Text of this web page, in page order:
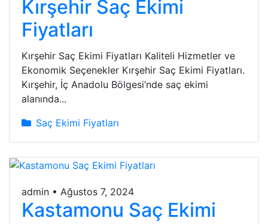
Kırşehir Saç Ekimi
Fiyatları
Kırşehir Saç Ekimi Fiyatları Kaliteli Hizmetler ve
Ekonomik Seçenekler Kırşehir Saç Ekimi Fiyatları.
Kırşehir, İç Anadolu Bölgesi’nde saç ekimi
alanında...
Saç Ekimi Fiyatları
admin • Ağustos 7, 2024
Kastamonu Saç Ekimi